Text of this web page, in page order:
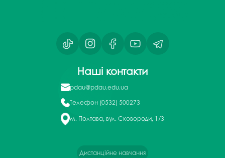
Наші контакти
pdau@pdau.edu.ua
Телефон (0532) 500273
м. Полтава, вул. Сковороди, 1/3
Дистанційне навчання